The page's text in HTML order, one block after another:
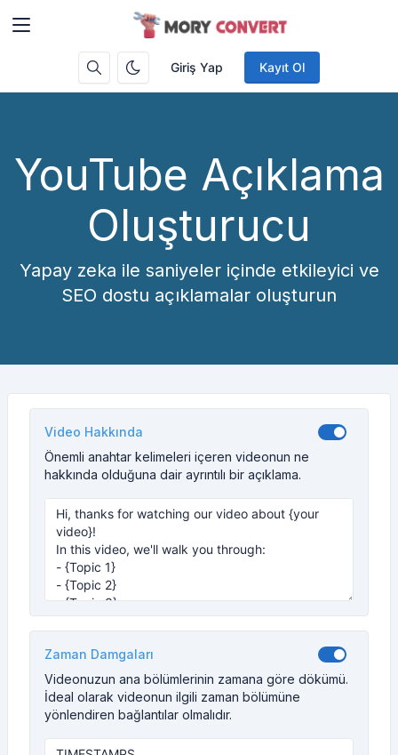
Giriş Yap Kayıt Ol
YouTube Açıklama
Oluşturucu
Yapay zeka ile saniyeler içinde etkileyici ve
SEO dostu açıklamalar oluşturun
Video Hakkında
Önemli anahtar kelimeleri içeren videonun ne
hakkında olduğuna dair ayrıntılı bir açıklama.
Zaman Damgaları
Videonuzun ana bölümlerinin zamana göre dökümü.
İdeal olarak videonun ilgili zaman bölümüne
yönlendiren bağlantılar olmalıdır.